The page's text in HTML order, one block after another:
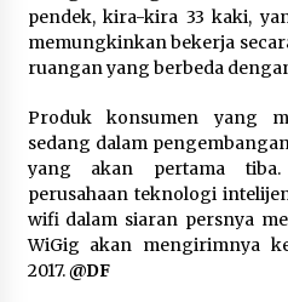
Registrasi
2026
Timnas
Bangkit
Piala AFF
pendek, kira-kira 33 kaki,
memungkinkan bekerja
ruangan yang berbeda
Produk konsumen yang
sedang dalam
yang akan pertama tiba.
perusahaan teknologi
wifi dalam siaran persnya
WiGig akan mengirimnya
2017.@DF